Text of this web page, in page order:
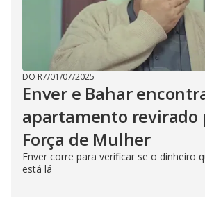
DO R7/01/07/2025
Enver e Bahar
apartamento revirado
Força de Mulher
Enver corre para verificar se o dinheiro
está lá